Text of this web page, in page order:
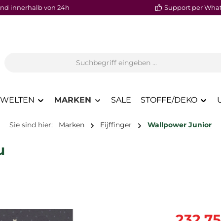
innerhalb von 24h Support per
MARKEN SALE STOFFE/DEKO
Sie sind hier: Marken Eijffinger Wallpower Junior